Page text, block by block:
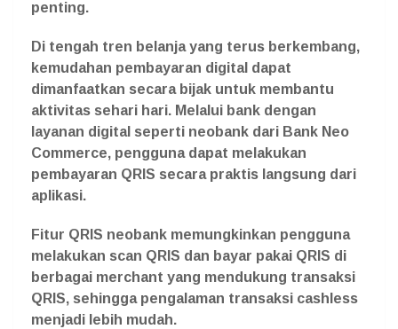
penting.
Di tengah tren belanja yang terus berkembang,
kemudahan pembayaran digital dapat
dimanfaatkan secara bijak untuk membantu
aktivitas sehari hari. Melalui bank dengan
layanan digital seperti neobank dari Bank Neo
Commerce, pengguna dapat melakukan
pembayaran QRIS secara praktis langsung dari
aplikasi.
Fitur QRIS neobank memungkinkan pengguna
melakukan scan QRIS dan bayar pakai QRIS di
berbagai merchant yang mendukung transaksi
QRIS, sehingga pengalaman transaksi cashless
menjadi lebih mudah.